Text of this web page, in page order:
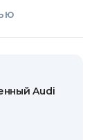
Audi